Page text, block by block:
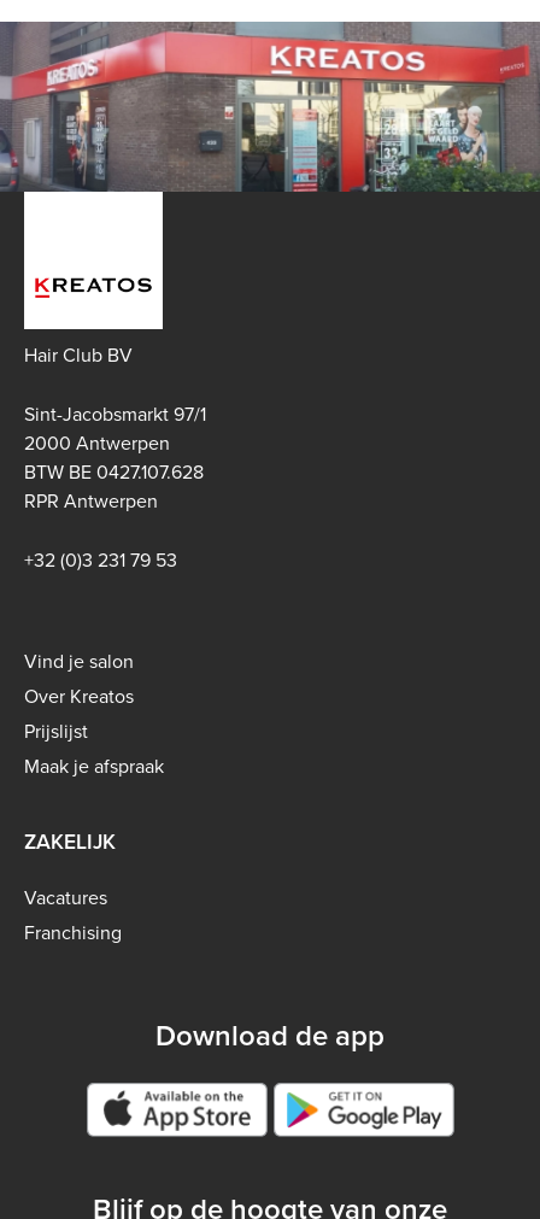
Hair Club BV
Sint-Jacobsmarkt 97/1
2000 Antwerpen
BTW BE 0427.107.628
RPR Antwerpen
+32 (0)3 231 79 53
Footer
menu
-
B2C
Vind je salon
Over Kreatos
Prijslijst
Maak je afspraak
ZAKELIJK
Vacatures
Franchising
Download de app
Google play store
Blijf op de hoogte van onze